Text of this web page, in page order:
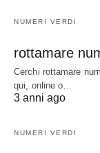
NUMERI VERDI
rottamare
Cerchi rottamare
qui, online o…
3 anni ago
NUMERI VERDI